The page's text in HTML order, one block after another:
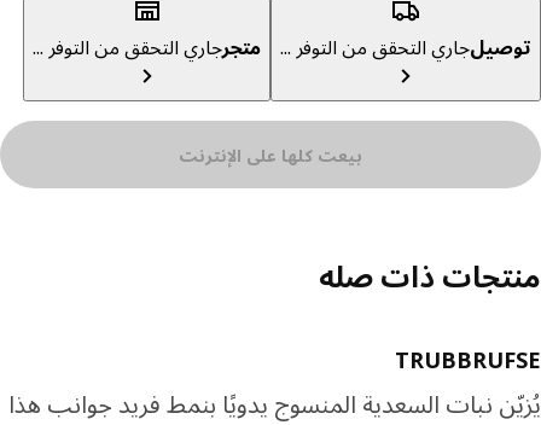
جاري التحقق من التوفر ... متجرجاري التحقق من التوفر ...
بيعت كلها على الإنترنت
ذات صله
نبات السعدية المنسوج يدويًا بنمط فريد جوانب هذا